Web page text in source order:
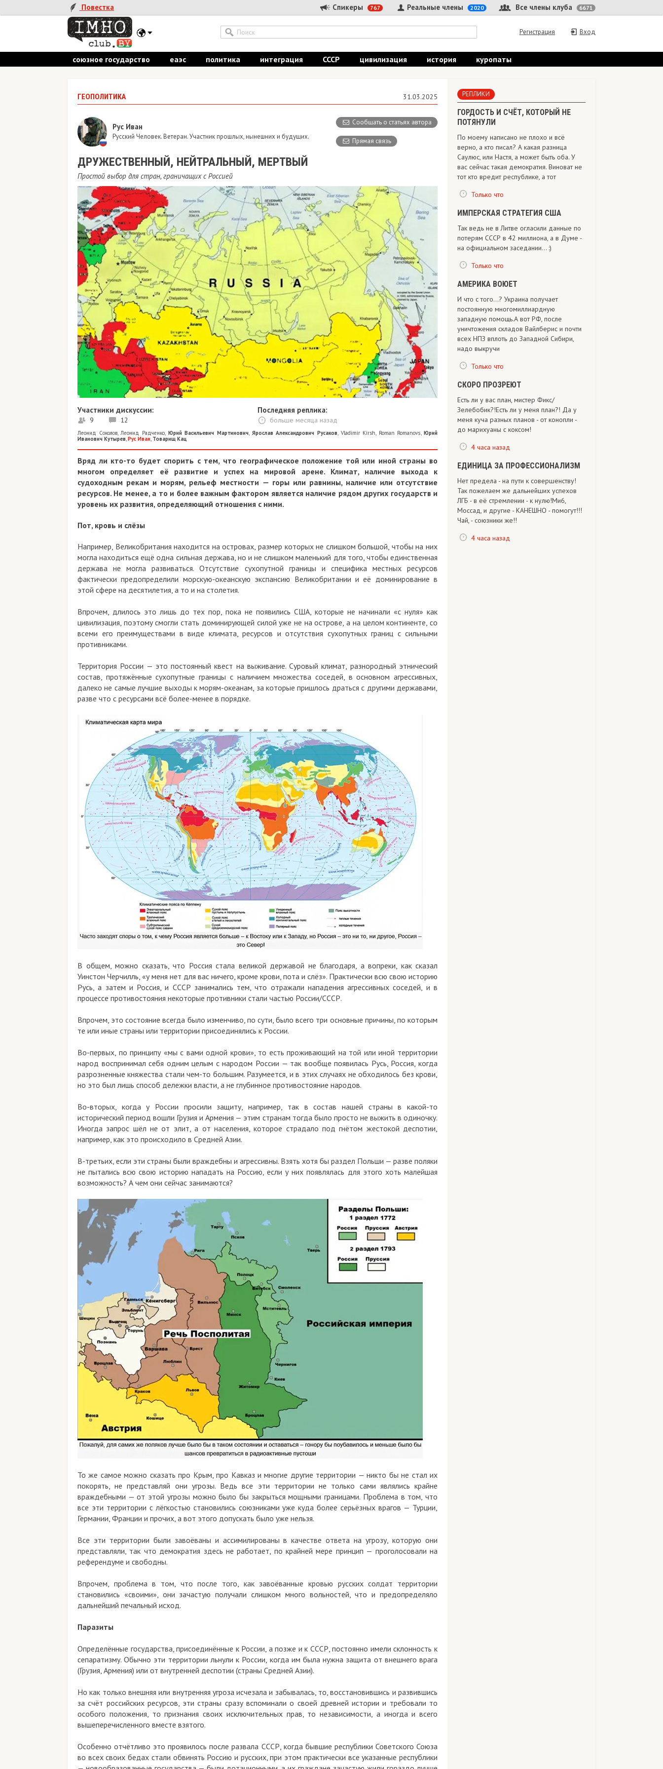
Повестка Спикеры 767 Все члены клуба 6671
Реальные члены 2020
Вход
Регистрация
союзное государство еаэс политика интеграция СССР цивилизация история куропаты
ГЕОПОЛИТИКА 31.03.2025
Сообщать о статьях автора
Прямая связь
Рус Иван
Русский Человек. Ветеран. Участник прошлых, нынешних и будущих.
​ДРУЖЕСТВЕННЫЙ, НЕЙТРАЛЬНЫЙ, МЕРТВЫЙ
Простой выбор для стран, граничащих с Россией
Участники дискуссии:
9 12
Последняя реплика:
больше месяца назад
Леонид Соколов, Леонид Радченко, Юрий Васильевич Мартинович, Ярослав Александрович Русаков Vladimir Kirsh Roman Romanovs ,Юрий
Иванович Кутырев Рус Иван Товарищ Кац
Вряд ли кто-то будет спорить с тем, что географическое положение той или иной страны во
многом определяет её развитие и успех на мировой арене. Климат, наличие выхода к
судоходным рекам и морям, рельеф местности — горы или равнины, наличие или отсутствие
ресурсов. Не менее, а то и более важным фактором является наличие рядом других государств и
уровень их развития, определяющий отношения с ними.
Пот, кровь и слёзы
Например, Великобритания находится на островах, размер которых не слишком большой, чтобы на них
могла находиться ещё одна сильная держава, но и не слишком маленький для того, чтобы единственная
держава не могла развиваться. Отсутствие сухопутной границы и специфика местных ресурсов
фактически предопределили морскую-океанскую экспансию Великобритании и её доминирование в
этой сфере на десятилетия, а то и на столетия.
Впрочем, длилось это лишь до тех пор, пока не появились США, которые не начинали «с нуля» как
цивилизация, поэтому смогли стать доминирующей силой уже не на острове, а на целом континенте, со
всеми его преимуществами в виде климата, ресурсов и отсутствия сухопутных границ с сильными
противниками.
Территория России — это постоянный квест на выживание. Суровый климат, разнородный этнический
состав, протяжённые сухопутные границы с наличием множества соседей, в основном агрессивных,
далеко не самые лучшие выходы к морям-океанам, за которые пришлось драться с другими державами,
разве что с ресурсами всё более-менее в порядке.
В общем, можно сказать, что Россия стала великой державой не благодаря, а вопреки, как сказал
Уинстон Черчилль, «у меня нет для вас ничего, кроме крови, пота и слёз». Практически всю свою историю
Русь, а затем и Россия, и СССР занимались тем, что отражали нападения агрессивных соседей, и в
процессе противостояния некоторые противники стали частью России/СССР.
Впрочем, это состояние всегда было изменчиво, по сути, было всего три основные причины, по которым
те или иные страны или территории присоединялись к России.
Во-первых, по принципу «мы с вами одной крови», то есть проживающий на той или иной территории
народ воспринимал себя одним целым с народом России — так вообще появилась Русь, Россия, когда
разрозненные княжества стали чем-то большим. Разумеется, и в этих случаях не обходилось без крови,
но это был лишь способ дележки власти, а не глубинное противостояние народов.
Во-вторых, когда у России просили защиту, например, так в состав нашей страны в какой-то
исторический период вошли Грузия и Армения — этим странам тогда было просто не выжить в одиночку.
Иногда запрос шёл не от элит, а от населения, которое страдало под гнётом жестокой деспотии,
например, как это происходило в Средней Азии.
В-третьих, если эти страны были враждебны и агрессивны. Взять хотя бы раздел Польши — разве поляки
не пытались всю свою историю нападать на Россию, если у них появлялась для этого хоть малейшая
возможность? А чем они сейчас занимаются?
То же самое можно сказать про Крым, про Кавказ и многие другие территории — никто бы не стал их
покорять, не представляй они угрозы. Ведь все эти территории не только сами являлись крайне
враждебными — от этой угрозы можно было бы закрыться мощными границами. Проблема в том, что
все эти территории с лёгкостью становились союзниками уже куда более серьёзных врагов — Турции,
Германии, Франции и прочих, а вот этого допускать было уже нельзя.
Все эти территории были завоёваны и ассимилированы в качестве ответа на угрозу, которую они
представляли, так что демократия здесь не работает, по крайней мере принцип — проголосовали на
референдуме и свободны.
Впрочем, проблема в том, что после того, как завоёванные кровью русских солдат территории
становились «своими», они зачастую получали слишком много вольностей, что и предопределяло
дальнейший печальный исход.
Паразиты
Определённые государства, присоединённые к России, а позже и к СССР, постоянно имели склонность к
сепаратизму. Обычно эти территории льнули к России, когда им была нужна защита от внешнего врага
(Грузия, Армения) или от внутренней деспотии (страны Средней Азии).
Но как только внешняя или внутренняя угроза исчезала и забывалась, то, восстановившись и развившись
за счёт российских ресурсов, эти страны сразу вспоминали о своей древней истории и требовали то
особого положения, то признания своих исключительных прав, то независимости, а иногда и всего
вышеперечисленного вместе взятого.
Особенно отчётливо это проявилось после развала СССР, когда бывшие республики Советского Союза
во всех своих бедах стали обвинять Россию и русских, при этом практически все указанные республики
РЕПЛИКИ
ГОРДОСТЬ И СЧЁТ, КОТОРЫЙ НЕ
ПОТЯНУЛИ
По моему написано не плохо и всё
верно, а кто писал? А какая разница
Саулюс, или Настя, а может быть оба. У
вас сейчас такая демократия. Виноват не
тот кто вредит республике, а тот
Только что
ИМПЕРСКАЯ СТРАТЕГИЯ США
Так ведь не в Литве огласили данные по
потерям СССР в 42 миллиона, а в Думе -
на официальном заседании... :)
Только что
АМЕРИКА ВОЮЕТ
И что с того...? Украина получает
постоянную многомиллиардную
западную помощь.А вот РФ, после
уничтожения складов Вайлберис и почти
всех НПЗ вплоть до Западной Сибири,
надо выкручи
Только что
СКОРО ПРОЗРЕЮТ
Есть ли у вас план, мистер Фикс/
Зелебобик?!Есть ли у меня план?! Да у
меня куча разных планов - от конопли -
до марихуаны с коксом!
4 часа назад
ЕДИНИЦА ЗА ПРОФЕССИОНАЛИЗМ
Нет предела - на пути к совершенству!
Так пожелаем же дальнейших успехов
ЛГБ - в её стремлении - к нулю!Ми6,
Моссад, и другие - КАНЕШНО - помогут!!!
Чай, - союзники же!!
4 часа назад